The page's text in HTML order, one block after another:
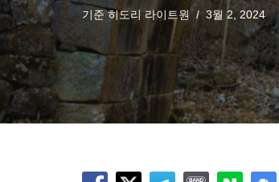
기준히도리 라이트원 3월 2, 2024